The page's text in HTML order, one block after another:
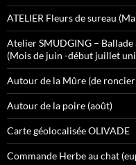
ATELIER Fleurs de sureau
Atelier SMUDGING – Ballade
(Mois de juin -début juillet
Autour de la Mûre (de roncier
Autour de la poire (août)
Carte géolocalisée OLIVADE
Commande Herbe au chat